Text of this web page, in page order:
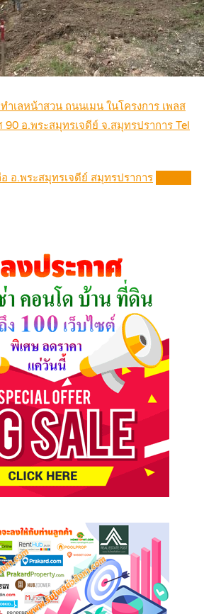
ำเลหน้าสวน ถนนเมน ในโครงการ เพลส
อ.พระสมุทรเจดีย์ จ.สมุทรปราการ Tel
อ.พระสมุทรเจดีย์ สมุทรปราการ